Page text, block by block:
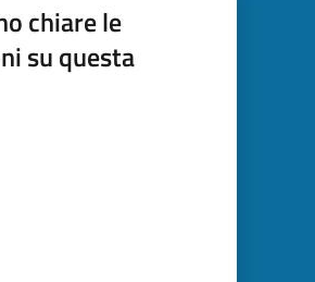
chiare le
su questa